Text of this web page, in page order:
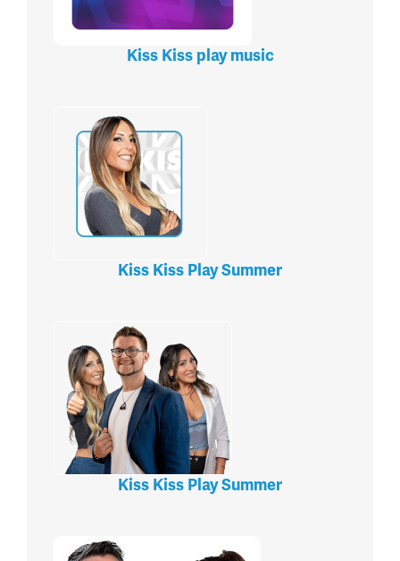
Kiss Kiss play music
Kiss Kiss Play Summer
Kiss Kiss Play Summer